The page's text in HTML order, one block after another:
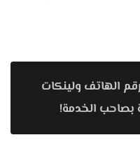
اللي بتبرز أكتر في
مش بتقف عند مجرد رسم
الحنة. فيه تنسيق
الهاتف ولينكات
بصاحب الخدمة!